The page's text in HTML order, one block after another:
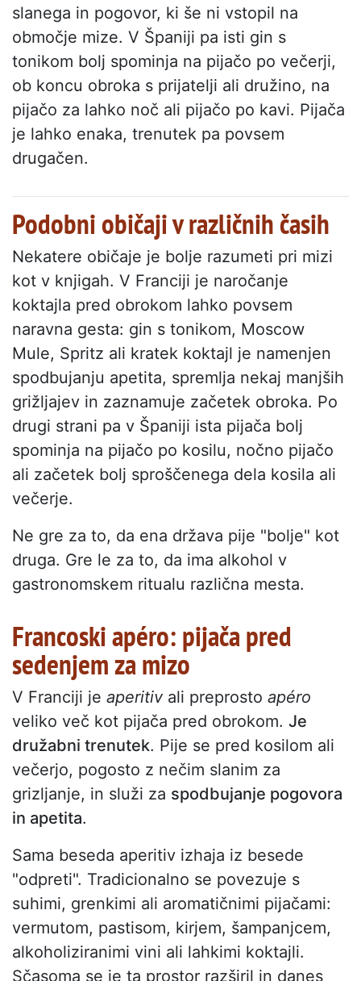
slanega in pogovor, ki še ni vstopil na
območje mize. V Španiji pa isti gin s
tonikom bolj spominja na pijačo po večerji,
ob koncu obroka s prijatelji ali družino, na
pijačo za lahko noč ali pijačo po kavi. Pijača
je lahko enaka, trenutek pa povsem
drugačen.
Podobni običaji v različnih časih
Nekatere običaje je bolje razumeti pri mizi
kot v knjigah. V Franciji je naročanje
koktajla pred obrokom lahko povsem
naravna gesta: gin s tonikom, Moscow
Mule, Spritz ali kratek koktajl je namenjen
spodbujanju apetita, spremlja nekaj manjših
grižljajev in zaznamuje začetek obroka. Po
drugi strani pa v Španiji ista pijača bolj
spominja na pijačo po kosilu, nočno pijačo
ali začetek bolj sproščenega dela kosila ali
večerje.
Ne gre za to, da ena država pije "bolje" kot
druga. Gre le za to, da ima alkohol v
gastronomskem ritualu različna mesta.
Francoski apéro: pijača pred
sedenjem za mizo
V Franciji je aperitivali preprosto apéro
veliko več kot pijača pred obrokom. Je
družabni trenutek. Pije se pred kosilom ali
večerjo, pogosto z nečim slanim za
grizljanje, in služi za spodbujanje pogovora
in apetita.
Sama beseda aperitiv izhaja iz besede
"odpreti". Tradicionalno se povezuje s
suhimi, grenkimi ali aromatičnimi pijačami:
vermutom, pastisom, kirjem, šampanjcem,
alkoholiziranimi vini ali lahkimi koktajli.
Sčasoma se je ta prostor razširil in danes